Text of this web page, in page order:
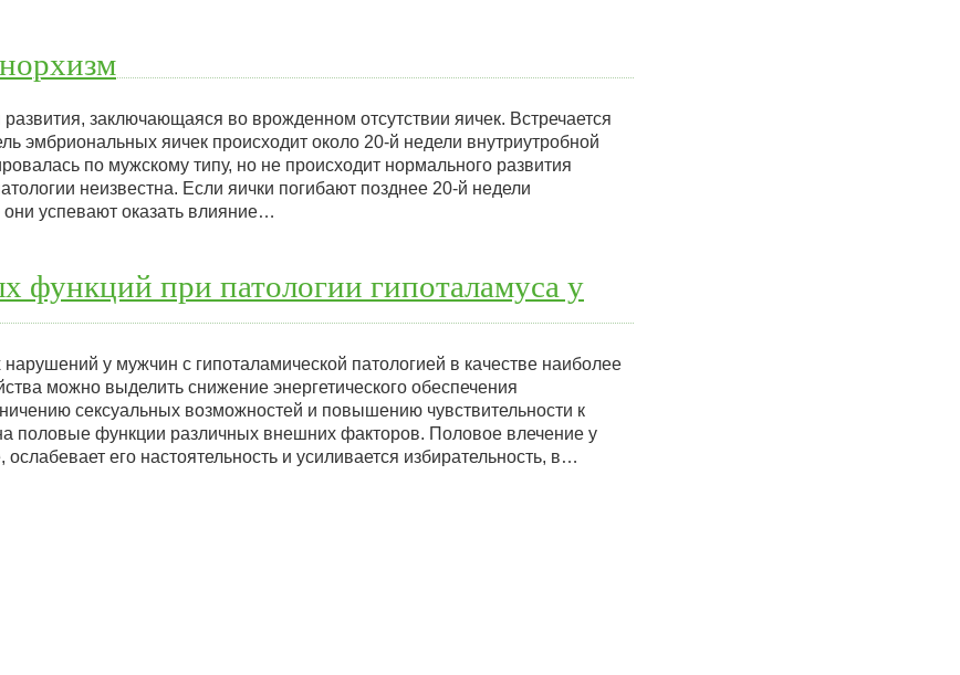
заключающаяся во врожденном отсутствии яичек. Встречается
эмбриональных яичек происходит около 20-й недели внутриутробной
по мужскому типу, но не происходит нормального развития
неизвестна. Если яички погибают позднее 20-й недели
успевают оказать влияние…
функций при патологии гипоталамуса у
у мужчин с гипоталамической патологией в качестве наиболее
можно выделить снижение энергетического обеспечения
сексуальных возможностей и повышению чувствительности к
половые функции различных внешних факторов. Половое влечение у
его настоятельность и усиливается избирательность, в…